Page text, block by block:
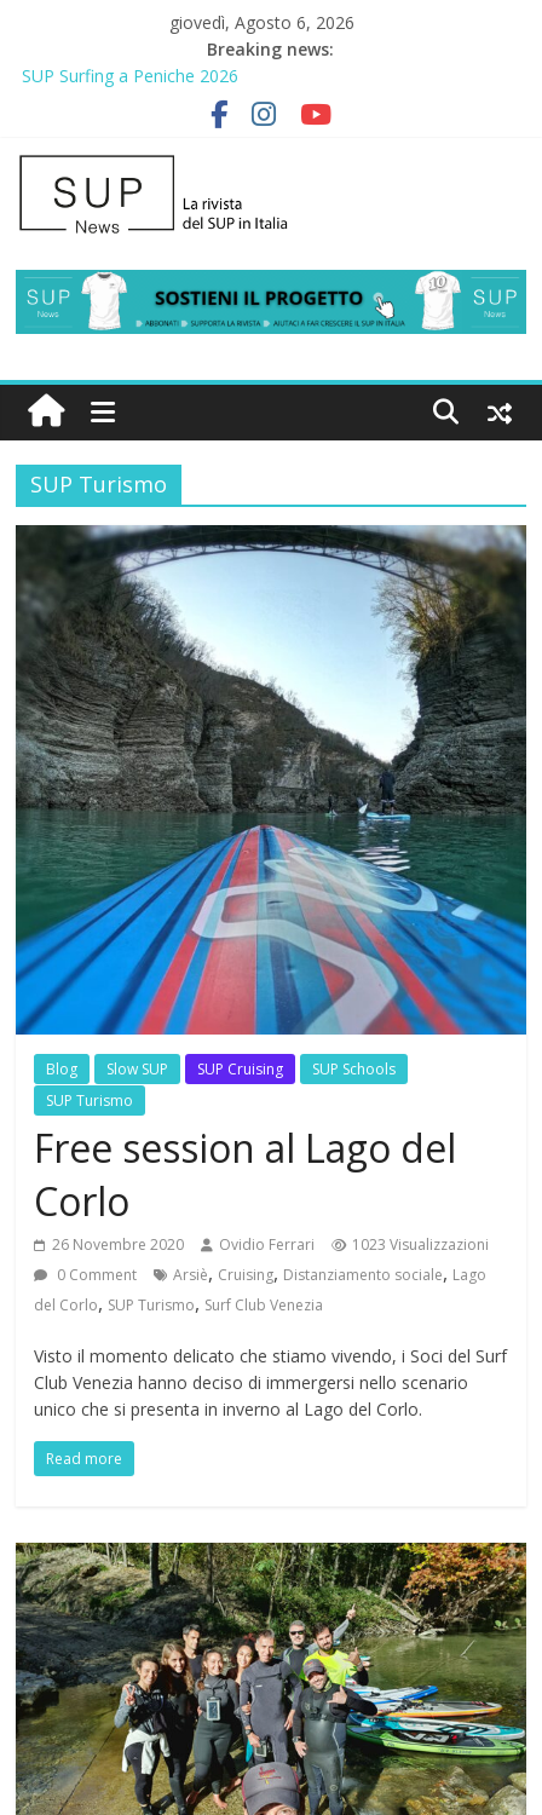
giovedì, Agosto 6, 2026
Breaking news:
SUP Surfing a Peniche 2026
AirSUP a Gallico: prima storica gara per Reggio Calabria
Gallico Paddle Fest 2026: sul lungomare di Gallico torna la festa
del SUP
Porto Selvaggio, a lezione di soccorso con la giornata della
prevenzione
2° Urban Sup Trophy: la regata solidale per lo IOR
SUP Turismo
Blog Slow SUP SUP Cruising
SUP Schools
SUP Turismo
Free session al Lago del
Corlo
26 Novembre 2020 Ovidio Ferrari
1023 Visualizzazioni
0 Comment
Arsiè, Cruising, Distanziamento sociale, Lago
del Corlo, SUP Turismo, Surf Club Venezia
Visto il momento delicato che stiamo vivendo, i Soci del Surf
Club Venezia hanno deciso di immergersi nello scenario
unico che si presenta in inverno al Lago del Corlo.
Read more